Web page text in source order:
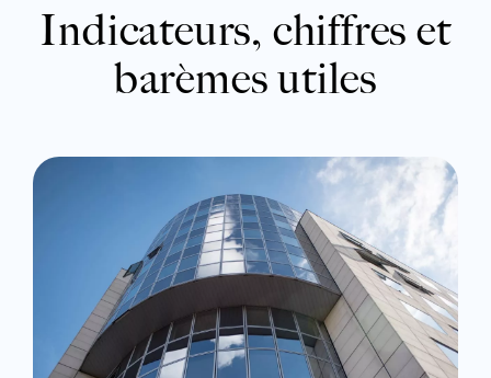
Indicateurs, chiffres et
barèmes utiles